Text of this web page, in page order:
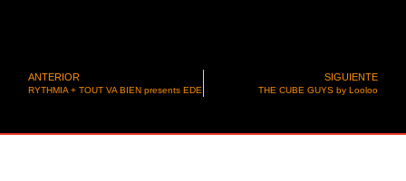
ANTERIOR
RYTHMIA + TOUT VA BIEN presents EDE
SIGUIENTE
THE CUBE GUYS by Looloo